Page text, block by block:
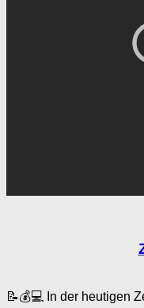
📝💰💻 In der heutigen